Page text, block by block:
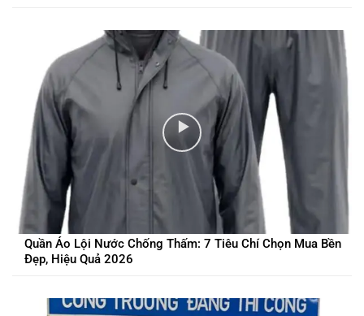
Quần Áo Lội Nước Chống Thấm: 7 Tiêu Chí Chọn Mua Bền
Đẹp, Hiệu Quả 2026